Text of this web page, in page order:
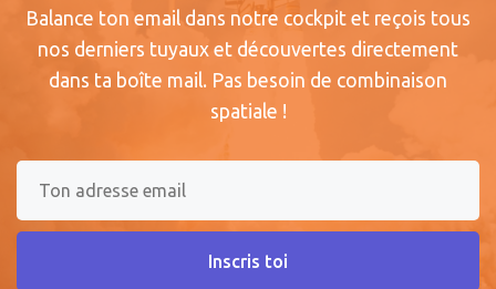
Balance ton email dans notre cockpit et reçois tous
nos derniers tuyaux et découvertes directement
dans ta boîte mail. Pas besoin de combinaison
spatiale !
Inscris toi